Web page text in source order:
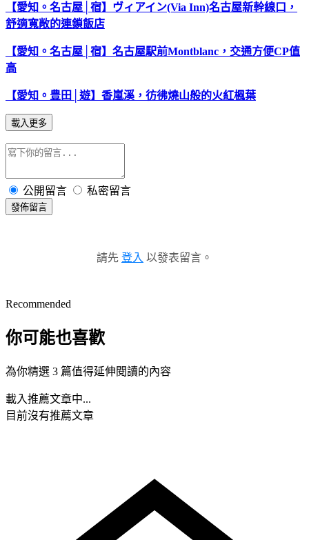
【愛知。名古屋│宿】ヴィアイン(Via Inn)名古屋新幹線口，
舒適寬敞的連鎖飯店
【愛知。名古屋│宿】名古屋駅前Montblanc，交通方便CP值
高
【愛知。豊田│遊】香嵐溪，彷彿燒山般的火紅楓葉
載入更多
公開留言 私密留言
發佈留言
請先 登入 以發表留言。
Recommended
你可能也喜歡
為你精選 3 篇值得延伸閱讀的內容
載入推薦文章中...
目前沒有推薦文章